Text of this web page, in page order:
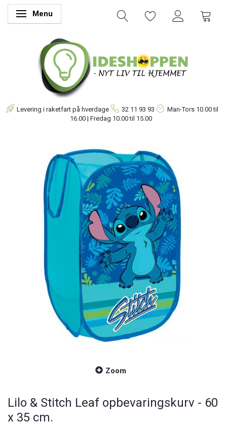
Skifte navigation
Menu
Levering i raketfart på hverdage 32 11 93 93 Man-Tors 10.00 til
16.00 | Fredag 10.00 til 15.00
Zoom
Lilo & Stitch Leaf opbevaringskurv - 60
x 35 cm.